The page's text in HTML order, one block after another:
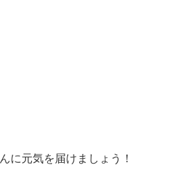
元気を届けましょう！